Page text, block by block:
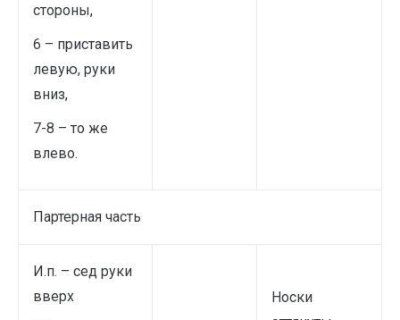
стороны,
6 – приставить
левую, руки
вниз,
7-8 – то же
влево.
Партерная часть
И.п. – сед руки
вверх
Носки